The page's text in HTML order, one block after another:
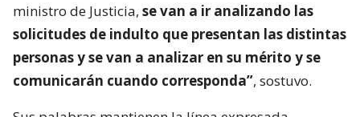
ministro de Justicia, se van a ir analizando las
solicitudes de indulto que presentan las distintas
personas y se van a analizar en su mérito y se
comunicarán cuando corresponda”, sostuvo.